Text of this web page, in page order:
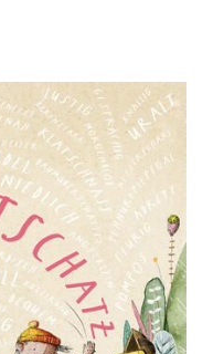
21.02.2024